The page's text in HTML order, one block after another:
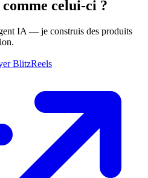
celui-ci ?
IA — je construis des produits
BlitzReels